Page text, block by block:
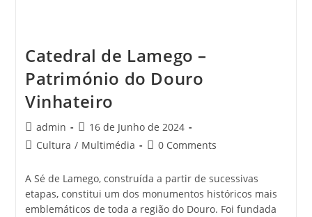
Catedral de Lamego –
Património do Douro
Vinhateiro
Post
author:
admin
Post
published:
16 de Junho de 2024
PostCultura / Multimédia
Post0 Comments
A Sé de Lamego, construída a partir de sucessivas
etapas, constitui um dos monumentos históricos mais
emblemáticos de toda a região do Douro. Foi fundada